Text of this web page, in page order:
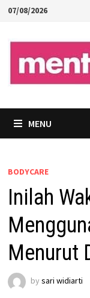
Skip
content
07/08/2026
MENU
BODYCARE
Inilah
Menurut
by sari widiarti